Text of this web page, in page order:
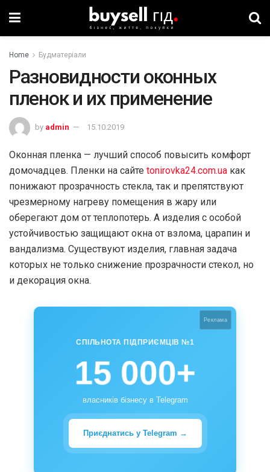
Home Будматеріали
Разновидности оконных
пленок и их применение
by admin 15.10.2019
Оконная пленка — лучший способ повысить комфорт
домочадцев. Пленки на сайте tonirovka24.com.ua как
понижают прозрачность стекла, так и препятствуют
чрезмерному нагреву помещения в жару или
оберегают дом от теплопотерь. А изделия с особой
устойчивостью защищают окна от взлома, царапин и
вандализма. Существуют изделия, главная задача
которых не только снижение прозрачности стекол, но
и декорация окна.
Реклама
СПІЛЬНОТА ПІДПРИЄМЦІВ №1
15 000+
власників бізнесу в Telegram
Приєднатись у Telegram →